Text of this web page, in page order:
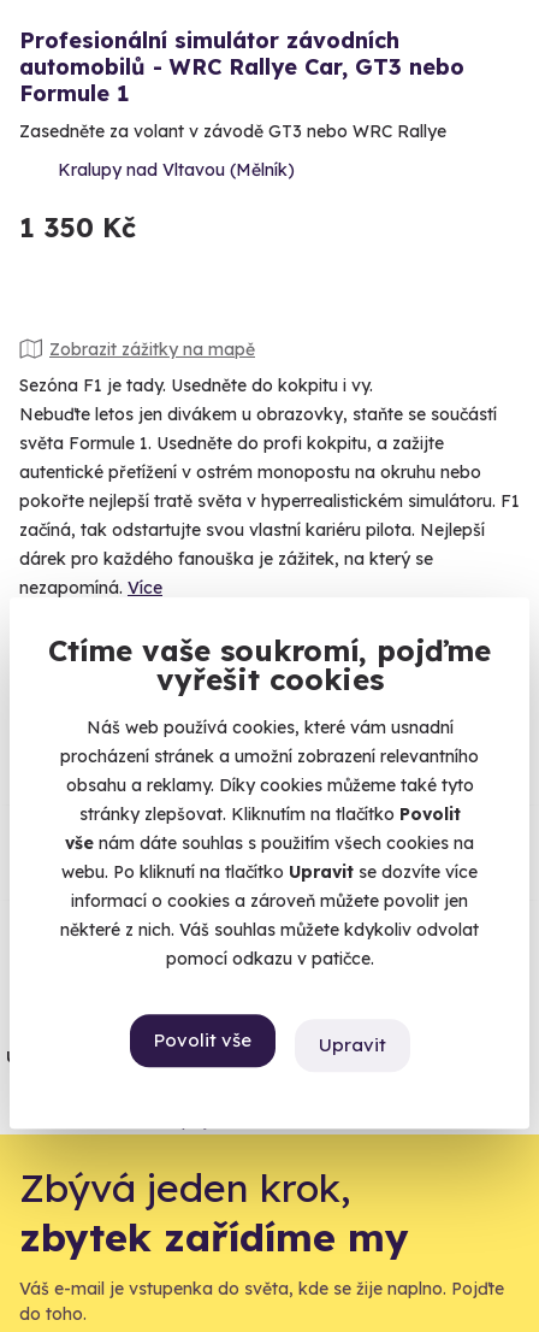
Ctíme vaše soukromí, pojďme
vyřešit cookies
Náš web používá cookies, které vám usnadní
procházení stránek a umožní zobrazení relevantního
obsahu a reklamy. Díky cookies můžeme také tyto
stránky zlepšovat. Kliknutím na tlačítko Povolit
vše nám dáte souhlas s použitím všech cookies na
webu. Po kliknutí na tlačítko Upravit se dozvíte více
informací o cookies a zároveň můžete povolit jen
některé z nich. Váš souhlas můžete kdykoliv odvolat
pomocí odkazu v patičce.
Povolit vše Upravit
Profesionální simulátor závodních
automobilů - WRC Rallye Car, GT3 nebo
Formule 1
Zasedněte za volant v závodě GT3 nebo WRC Rallye
Kralupy nad Vltavou (Mělník)
1 350 Kč
Zobrazit zážitky na mapě
Sezóna F1 je tady. Usedněte do kokpitu i vy.
Nebuďte letos jen divákem u obrazovky, staňte se součástí
světa Formule 1. Usedněte do profi kokpitu, a zažijte
autentické přetížení v ostrém monopostu na okruhu nebo
pokořte nejlepší tratě světa v hyperrealistickém simulátoru. F1
začíná, tak odstartujte svou vlastní kariéru pilota. Nejlepší
dárek pro každého fanouška je zážitek, na který se
nezapomíná. Více
Na
96% spokojenost zákazníků.
Co si o nás myslí
Vše umíme pojistit
Jeden nikdy neví. Máme nejvyšší
úrazové pojištění z nabídky zážitkových
Zbývá jeden krok,
zbytek zařídíme my
Váš e-mail je vstupenka do světa, kde se žije naplno. Pojďte
do toho.